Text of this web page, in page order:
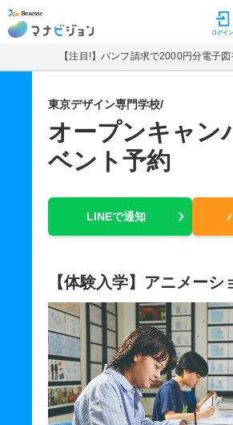
マナビジョン ログイン
【注目!】パンフ請求で2000円分電子
東京デザイン専門学校/
オープンキャン
ベント予約
LINEで通知
【体験入学】アニメーシ